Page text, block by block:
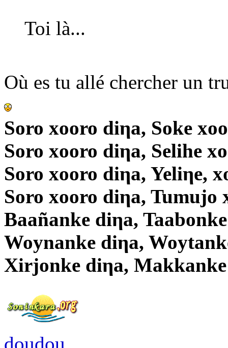
Toi là...
Où es tu allé chercher un
Soro xooro diηa, Soke
Soro xooro diηa, Selihe
Soro xooro diηa, Yeliηe,
Soro xooro diηa, Tumujo
Baañanke diηa,
Woynanke diηa,
Xirjonke diηa,